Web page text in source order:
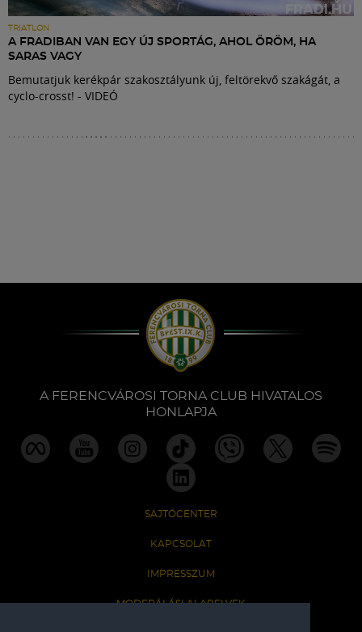
TRIATLON
A FRADIBAN VAN EGY ÚJ SPORTÁG, AHOL ÖRÖM, HA
SARAS VAGY
Bemutatjuk kerékpár szakosztályunk új, feltörekvő szakágát, a
cyclo-crosst! - VIDEÓ
A FERENCVÁROSI TORNA CLUB HIVATALOS
HONLAPJA
SAJTÓCENTER
KAPCSOLAT
IMPRESSZUM
MODERÁLÁSI ALAPELVEK